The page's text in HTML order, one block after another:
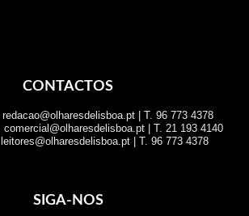
CONTACTOS
redacao@olharesdelisboa.pt | T. 96 773 4378
comercial@olharesdelisboa.pt | T. 21 193 4140
| T. 96 773 4378
SIGA-NOS